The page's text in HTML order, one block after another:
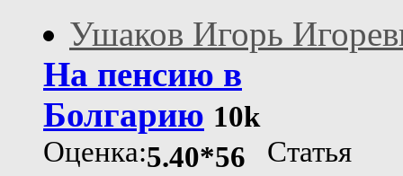
Ушаков Игорь
На пенсию в
Болгарию 10k
Оценка:5.40*56 Статья